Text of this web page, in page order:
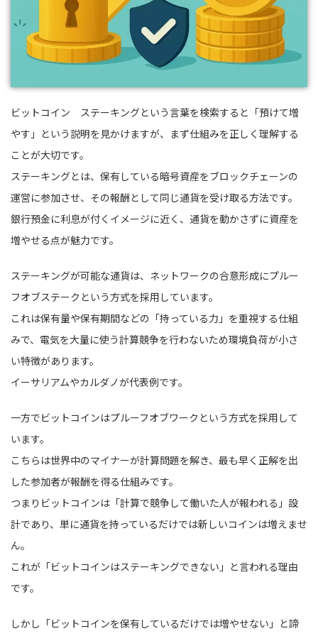
ビットコイン ステーキングという言葉を検索すると「預けて増
やす」という説明を見かけますが、まず仕組みを正しく理解する
ことが大切です。
ステーキングとは、保有している暗号資産をブロックチェーンの
運営に参加させ、その報酬として同じ通貨を受け取る方法です。
銀行預金に利息が付くイメージに近く、通貨を動かさずに資産を
増やせる点が魅力です。
ステーキングが可能な通貨は、ネットワークの合意形成にプルー
フオブステークという方式を採用しています。
これは保有量や保有期間などの「持っている力」を重視する仕組
みで、電気を大量に使う計算競争を行わないため環境負荷が小さ
い特徴があります。
イーサリアムやカルダノが代表例です。
一方でビットコインはプルーフオブワークという方式を採用して
います。
こちらは世界中のマイナーが計算問題を解き、最も早く正解を出
した参加者が報酬を得る仕組みです。
つまりビットコインは「計算で競争して働いた人が報われる」設
計であり、単に通貨を持っているだけでは新しいコインは増えませ
ん。
これが「ビットコインはステーキングできない」と言われる理由
です。
しかし「ビットコインを保有しているだけでは増やせない」と諦